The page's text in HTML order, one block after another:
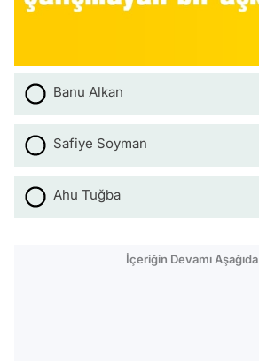
Banu Alkan
Safiye Soyman
Ahu Tuğba
İçeriğin Devamı Aşağıda